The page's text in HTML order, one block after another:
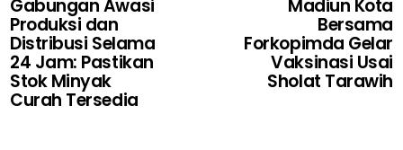
Gabungan Awasi
Produksi dan
Distribusi Selama
24 Jam: Pastikan
Stok Minyak
Curah Tersedia
Madiun Kota
Bersama
Forkopimda Gelar
Vaksinasi Usai
Sholat Tarawih